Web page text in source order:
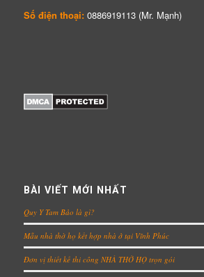
Số điện thoại:0886919113 (Mr. Mạnh)
BÀI VIẾT MỚI NHẤT
Quy Y Tam Bảo là gì?
Mẫu nhà thờ họ kết hợp nhà ở tại Vĩnh Phúc
Đơn vị thiết kế thi công NHÀ THỜ HỌ trọn gói